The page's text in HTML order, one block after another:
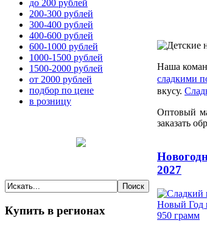
Наша
сладкими
вкусу.
Оптовый
заказать
2027
до 200 рублей
200-300 рублей
300-400 рублей
400-600 рублей
600-1000 рублей
1000-1500 рублей
1500-2000 рублей
от 2000 рублей
подбор по цене
в розницу
Купить в регионах